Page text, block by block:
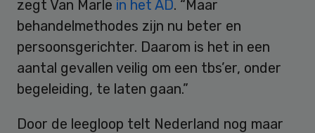
zegt Van Marle in het AD. “Maar
behandelmethodes zijn nu beter en
persoonsgerichter. Daarom is het in een
aantal gevallen veilig om een tbs’er, onder
begeleiding, te laten gaan.”
Door de leegloop telt Nederland nog maar